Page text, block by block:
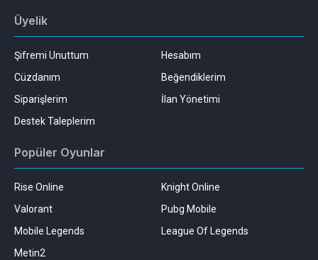
Üyelik
Şifremi Unuttum
Hesabım
Cüzdanım
Beğendiklerim
Siparişlerim
İlan Yönetimi
Destek Taleplerim
Popüler Oyunlar
Rise Online
Knight Online
Valorant
Pubg Mobile
Mobile Legends
League Of Legends
Metin2